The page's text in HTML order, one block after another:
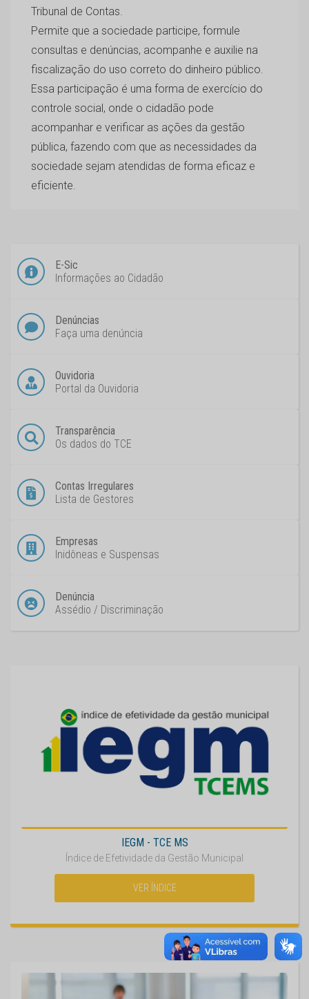
Tribunal de Contas.
Permite que a sociedade participe, formule
consultas e denúncias, acompanhe e auxilie na
fiscalização do uso correto do dinheiro público.
Essa participação é uma forma de exercício do
controle social, onde o cidadão pode
acompanhar e verificar as ações da gestão
pública, fazendo com que as necessidades da
sociedade sejam atendidas de forma eficaz e
eficiente.
E-Sic
Informações ao Cidadão
Denúncias
Faça uma denúncia
Ouvidoria
Portal da Ouvidoria
Transparência
Os dados do TCE
Contas Irregulares
Lista de Gestores
Empresas
Inidôneas e Suspensas
Denúncia
Assédio / Discriminação
IEGM - TCE MS
Índice de Efetividade da Gestão Municipal
VER ÍNDICE